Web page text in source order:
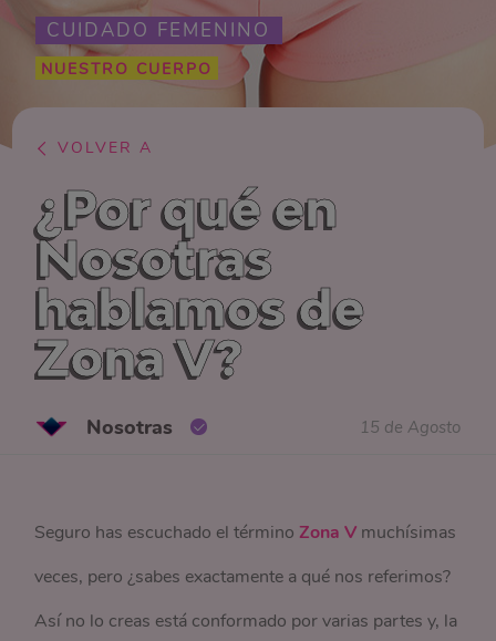
CUIDADO FEMENINO
NUESTRO CUERPO
VOLVER A
¿Por qué en
Nosotras
hablamos de
Zona V?
Nosotras 15 de Agosto
Seguro has escuchado el término Zona V muchísimas
veces, pero ¿sabes exactamente a qué nos referimos?
Así no lo creas está conformado por varias partes y, la